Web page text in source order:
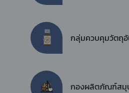
กลุ่มควบคุมวัตถุ
กองผลิตภัณฑ์สมุ